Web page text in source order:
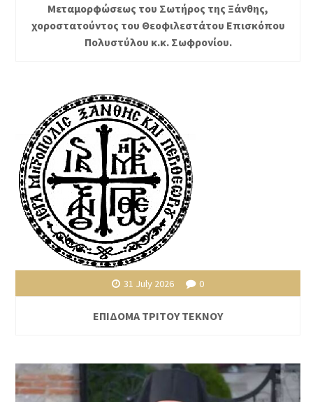
Μεταμορφώσεως του Σωτήρος της Ξάνθης,
χοροστατούντος του Θεοφιλεστάτου Επισκόπου
Πολυστύλου κ.κ. Σωφρονίου.
31 July 2026 0
ΕΠΙΔΟΜΑ ΤΡΙΤΟΥ ΤΕΚΝΟΥ